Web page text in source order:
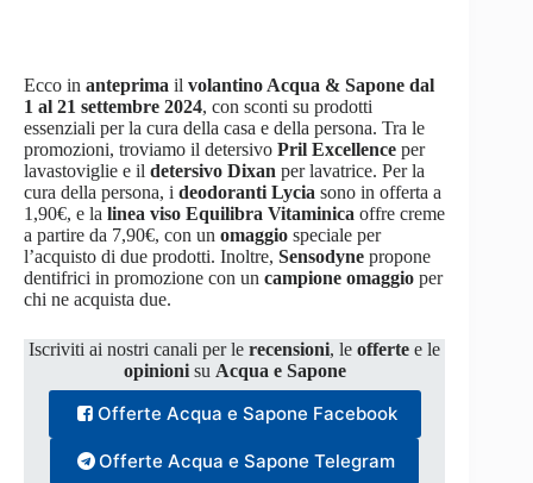
Ecco in anteprima il volantino Acqua & Sapone dal
1 al 21 settembre 2024, con sconti su prodotti
essenziali per la cura della casa e della persona. Tra le
promozioni, troviamo il detersivo Pril Excellence per
lavastoviglie e il detersivo Dixan per lavatrice. Per la
cura della persona, i deodoranti Lycia sono in offerta a
1,90€, e la linea viso Equilibra Vitaminica offre creme
a partire da 7,90€, con un omaggio speciale per
l’acquisto di due prodotti. Inoltre, Sensodyne propone
dentifrici in promozione con un campione omaggio per
chi ne acquista due.
Iscriviti ai nostri canali per lerecensioni, leoffertee le
opinioni su Acqua e Sapone
Offerte Acqua e Sapone Facebook
Offerte Acqua e Sapone Telegram